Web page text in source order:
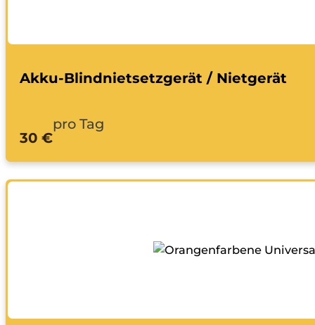
Akku-Blindnietsetzgerät / Nietgerät
30 €
pro Tag